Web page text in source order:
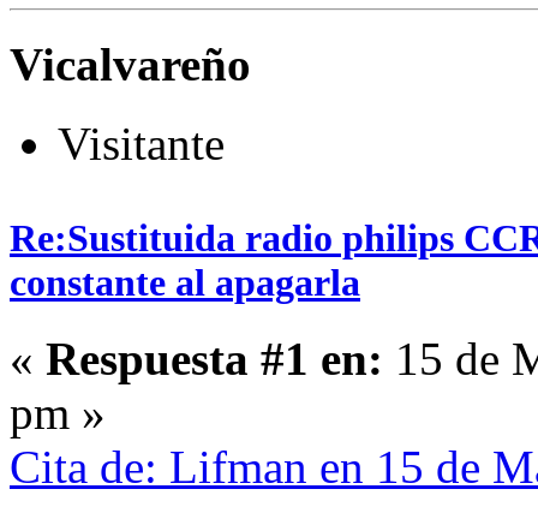
Vicalvareño
Visitante
Re:Sustituida radio philips
constante al apagarla
« Respuesta #1 en: 15 de
pm »
Cita de: Lifman en 15 de